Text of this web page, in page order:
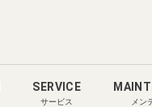
SERVICE
サービス メン